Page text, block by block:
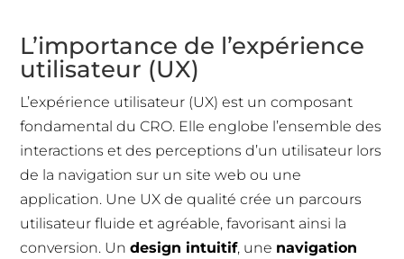
L’importance de l’expérience
utilisateur (UX)
L’expérience utilisateur (UX) est un composant
fondamental du CRO. Elle englobe l’ensemble des
interactions et des perceptions d’un utilisateur lors
de la navigation sur un site web ou une
application. Une UX de qualité crée un parcours
utilisateur fluide et agréable, favorisant ainsi la
conversion. Undesign intuitif, une navigation